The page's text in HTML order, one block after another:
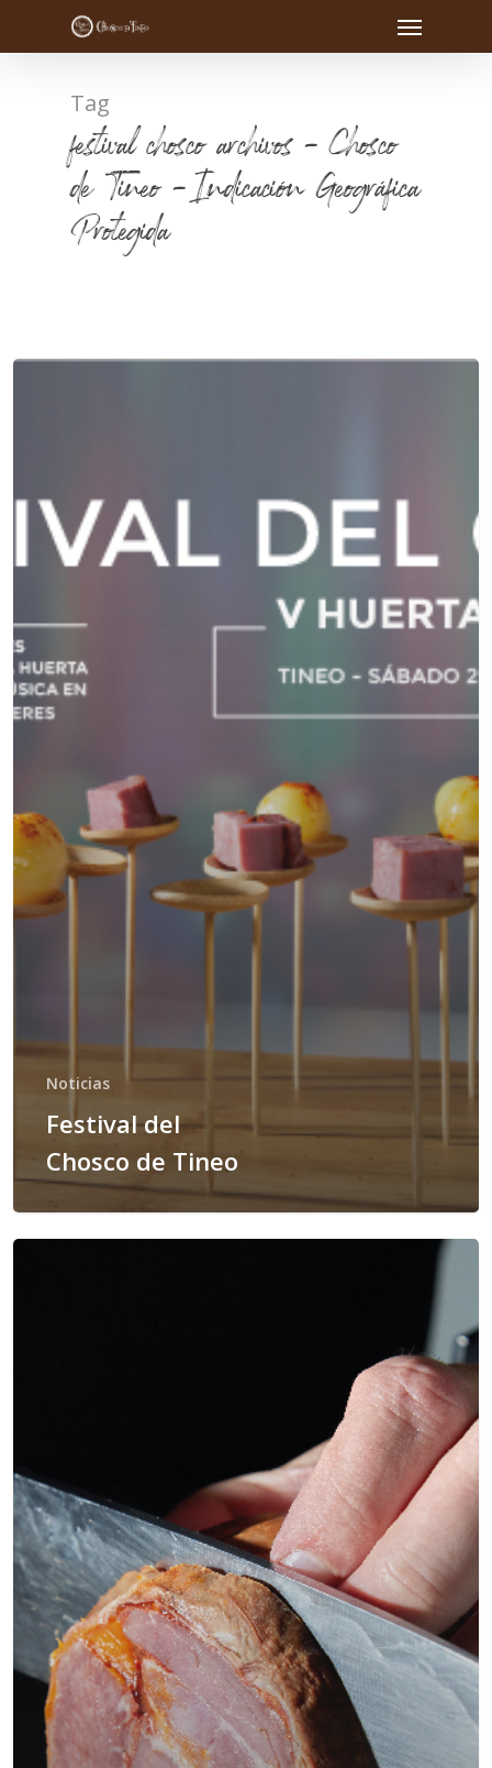
Tag
festival chosco archivos - Chosco
de Tineo - Indicación Geográfica
Protegida
Noticias
Festival del
Chosco de Tineo